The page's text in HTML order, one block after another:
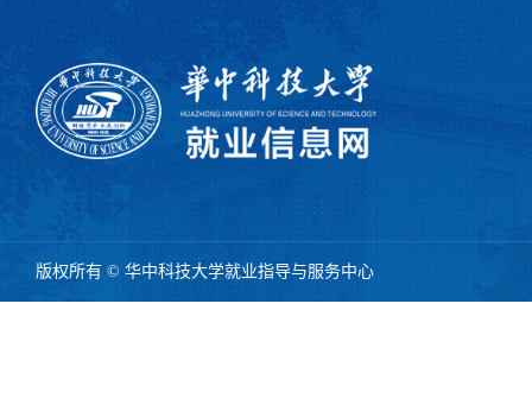
版权所有 © 华中科技大学就业指导与服务中心